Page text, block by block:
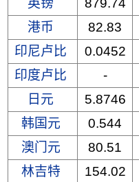
英镑
879.74
港币
82.83
印尼卢比
0.0452
印度卢比
-
日元
5.8746
韩国元
0.544
澳门元
80.51
林吉特
154.02